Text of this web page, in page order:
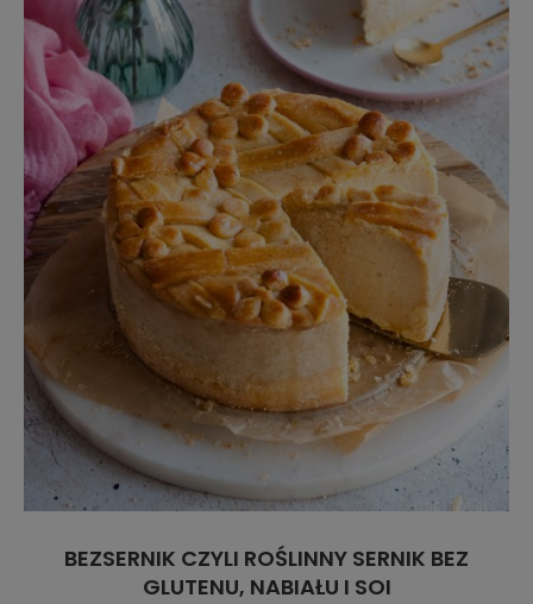
BEZSERNIK CZYLI ROŚLINNY SERNIK BEZ
GLUTENU, NABIAŁU I SOI